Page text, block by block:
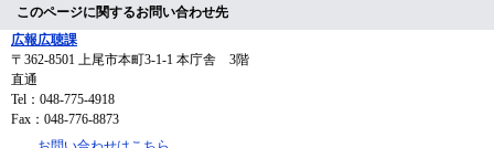
このページに関するお問い合わせ先
広報広聴課
〒362-8501 上尾市本町3-1-1 本庁舎 3階
直通
Tel：048-775-4918
Fax：048-776-8873